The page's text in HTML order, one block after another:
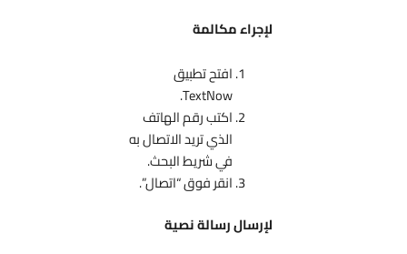
لإجراء مكالمة
افتح تطبيق
TextNow.
اكتب رقم الهاتف
الذي تريد الاتصال به
في شريط البحث.
انقر فوق “اتصال”.
لإرسال رسالة نصية